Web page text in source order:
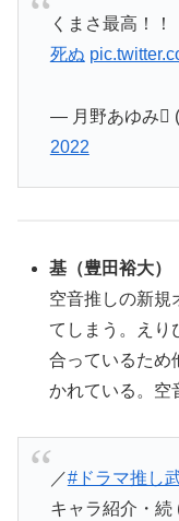
くまさ最高！！
死ぬ
— 月野あゆみ
2022
基 （豊田裕大）
空音推しの新規
てしまう。えり
合っているため
かれている。空
／#ドラマ推し
キャラ紹介・